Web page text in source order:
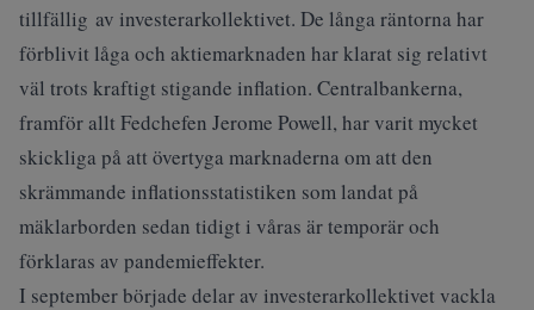
tillfällig av investerarkollektivet. De långa räntorna har
förblivit låga och aktiemarknaden har klarat sig relativt
väl trots kraftigt stigande inflation. Centralbankerna,
framför allt Fedchefen Jerome Powell, har varit mycket
skickliga på att övertyga marknaderna om att den
skrämmande inflationsstatistiken som landat på
mäklarborden sedan tidigt i våras är temporär och
förklaras av pandemieffekter.
I september började delar av investerarkollektivet vackla